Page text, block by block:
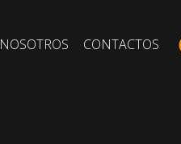
NOSOTROS CONTACTOS